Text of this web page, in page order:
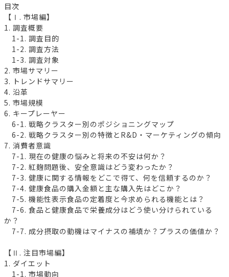
目次
【Ⅰ. 市場編】
1. 調査概要
1-1. 調査目的
1-2. 調査方法
1-3. 調査対象
2. 市場サマリー
3. トレンドサマリー
4. 沿革
5. 市場規模
6. キープレーヤー
6-1. 戦略クラスター別のポジショニングマップ
6-2. 戦略クラスター別の特徴とR&D・マーケティングの傾向
7. 消費者意識
7-1. 現在の健康の悩みと将来の不安は何か？
7-2. 紅麹問題後、安全意識はどう変わったか？
7-3. 健康に関する情報をどこで得て、何を信頼するのか？
7-4. 健康食品の購入金額と主な購入先はどこか？
7-5. 機能性表示食品の定着度と今求められる機能とは？
7-6. 食品と健康食品で栄養成分はどう使い分けられている
か？
7-7. 成分摂取の動機はマイナスの補填か？プラスの価値か？
【Ⅱ. 注目市場編】
1. ダイエット
1-1. 市場動向